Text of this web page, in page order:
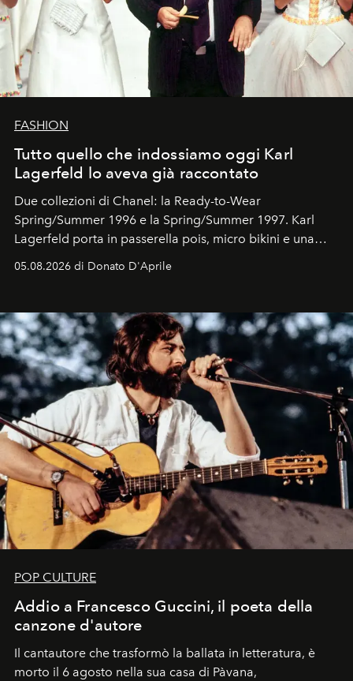
FASHION
Tutto quello che indossiamo oggi Karl
Lagerfeld lo aveva già raccontato
Due collezioni di Chanel: la Ready-to-Wear
Spring/Summer 1996 e la Spring/Summer 1997. Karl
Lagerfeld porta in passerella pois, micro bikini e una
logomania pensata per la spiaggia
Kate, Claudia e Carla una dietro l'altra. Trent'anni dopo,
uno dei documenti più contemporanei che abbiamo.
05.08.2026 di Donato D'Aprile
POP CULTURE
Addio a Francesco Guccini, il poeta della
canzone d'autore
Il cantautore che trasformò la ballata in letteratura, è
morto il 6 agosto nella sua casa di Pàvana,